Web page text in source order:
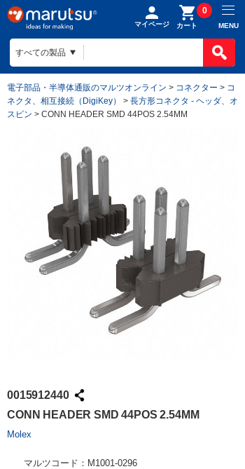
マイページ カート
0
MENU
電子部品・半導体通販のマルツオンライン > コネクター > コ
ネクタ、相互接続（DigiKey）
> 長方形コネクタ - ヘッダ、オ
スピン > CONN HEADER SMD 44POS 2.54MM
0015912440
CONN HEADER SMD 44POS 2.54MM
Molex
マルツコード： M1001-0296